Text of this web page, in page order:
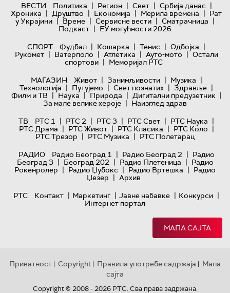
ВЕСТИ Политика | Регион | Свет | Србија данас |
Хроника | Друштво | Економија | Мерила времена | Рат
у Украјини | Време | Сервисне вести | Сматрачница |
Подкаст | ЕУ могућности 2026
СПОРТ
Фудбал | Кошарка | Тенис | Одбојка |
Рукомет | Ватерполо | Атлетика | Ауто-мото | Остали
спортови | Меморијал РТС
МАГАЗИН
Живот | Занимљивости | Музика |
Технологијa | Путујемо | Свет познатих | Здравље |
Филм и ТВ | Наука | Природа | Дигитални предузетник |
За мале велике хероје | Наизглед здрав
ТВ
РТС 1 | РТС 2 | РТС 3 | РТС Свет | РТС Наука |
РТС Драма | РТС Живот | РТС Класика | РТС Коло |
РТС Трезор | РТС Музика | РТС Полетарац
РАДИО
Радио Београд 1 | Радио Београд 2 | Радио
Београд 3 | Београд 202 | Радио Плетеница | Радио
Рокенролер | Радио Џубокс | Радио Вртешка | Радио
Џезер | Архив
РТС
Контакт | Маркетинг | Јавне набавке | Конкурси |
Интернет портал
МАПА САЈТА
Приватност | Copyright | Правила употребе садржаја | Мапа
сајта
Copyright © 2008 - 2026 РТС. Сва права задржана.